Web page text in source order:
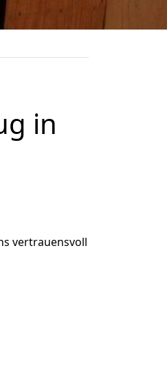
in
vertrauensvoll